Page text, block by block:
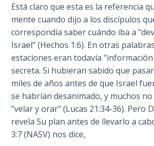
Revela
"el
tiempo
de
los
problemas
de
Jacob"
y
cómo
Estados
of
the
Lord
A Short
History of
Universal
Reconciliation
Lessons
From
Church
Está claro que esta es la referencia
mente cuando dijo a los discípulos
correspondía saber cuándo iba a
Israel" (Hechos 1:6). En otras
estaciones eran todavía "información
secreta. Si hubieran sabido que
miles de años antes de que Israel
se habrían desanimado, y muchos
"velar y orar" (Lucas 21:34-36). Pero
revela Su plan antes de llevarlo a
3:7 (NASV) nos dice,